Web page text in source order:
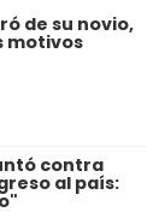
de su novio,
motivos
contra
al país: